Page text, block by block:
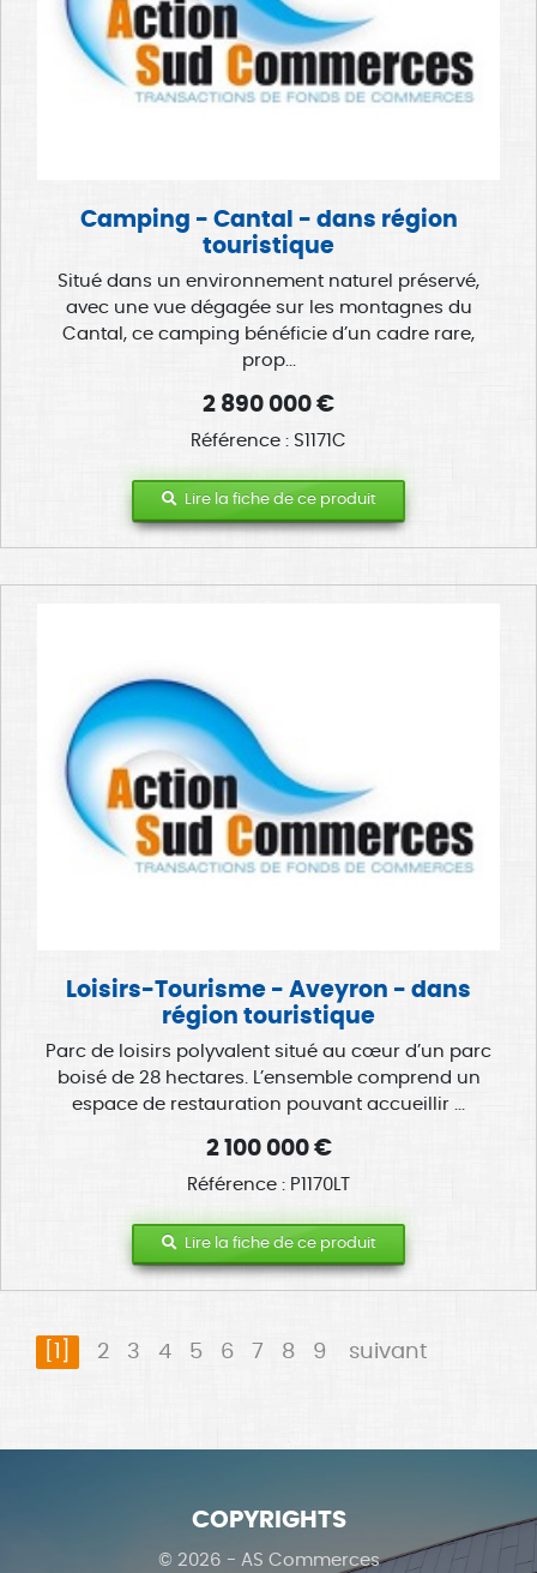
Camping - Cantal - dans région
touristique
Situé dans un environnement naturel préservé,
avec une vue dégagée sur les montagnes du
Cantal, ce camping bénéficie d’un cadre rare,
prop...
2 890 000 €
Référence : S1171C
Lire la fiche de ce produit
Loisirs-Tourisme - Aveyron - dans
région touristique
Parc de loisirs polyvalent situé au cœur d’un parc
boisé de 28 hectares. L’ensemble comprend un
espace de restauration pouvant accueillir ...
2 100 000 €
Référence : P1170LT
Lire la fiche de ce produit
2 3 4 5 6 7 8 9 suivant
COPYRIGHTS
© 2026 - AS Commerces